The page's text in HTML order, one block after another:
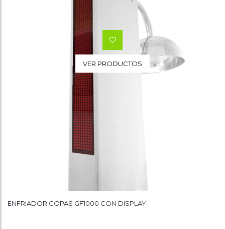
Wishlist
VER PRODUCTOS
ENFRIADOR COPAS GF1000 CON DISPLAY